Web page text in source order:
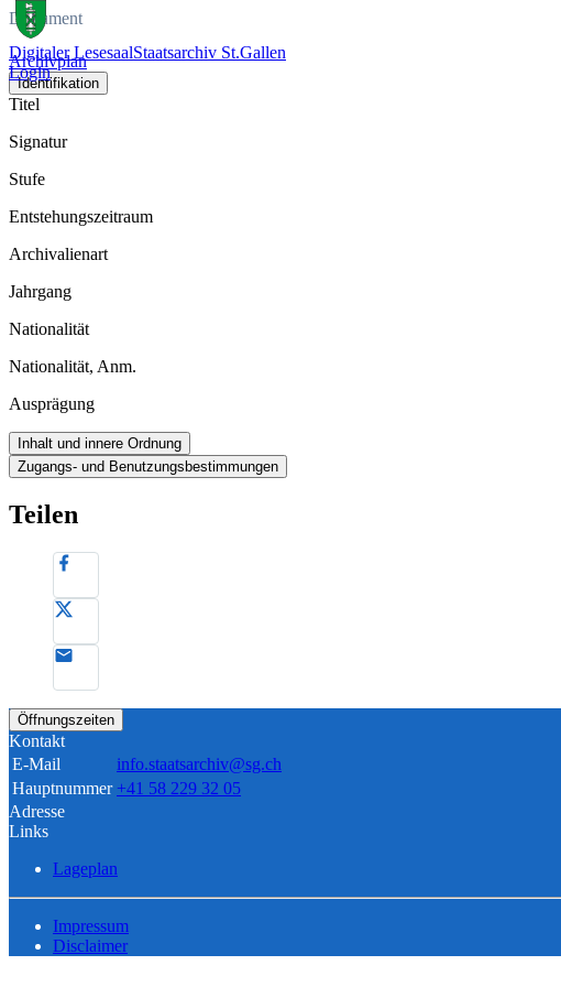
Digitaler LesesaalStaatsarchiv St.Gallen
Login
Dokument
Archivplan
Identifikation
Titel
Signatur
Stufe
Entstehungszeitraum
Archivalienart
Jahrgang
Nationalität
Nationalität, Anm.
Ausprägung
Inhalt und innere Ordnung
Zugangs- und Benutzungsbestimmungen
Teilen
Öffnungszeiten
Kontakt
E-Mail
info.staatsarchiv@sg.ch
Hauptnummer +41 58 229 32 05
Adresse
Links
Lageplan
Impressum
Disclaimer